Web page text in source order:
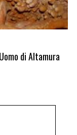
di Altamura